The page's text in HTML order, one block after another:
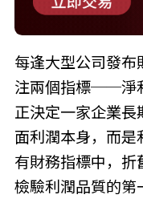
每逢大型公司發布
注兩個指標──淨
正決定一家企業
面利潤本身，而
有財務指標中，
檢驗利潤品質的第